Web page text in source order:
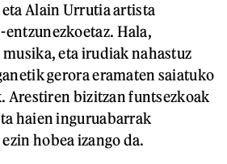
Alain Urrutia artista
Hala,
eta irudiak nahastuz
gerora eramaten saiatuko
Arestiren bizitzan funtsezkoak
haien inguruabarrak
hobea izango da.